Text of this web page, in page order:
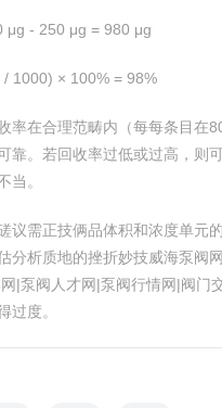
μg - 250 μg = 980 μg
/ 1000) × 100% = 98%
率在合理范畴内（每每条目在
靠。若回收率过低或过高，则
当。
议需正技俩品体积和浓度单元
分析质地的挫折妙技威海泵阀
|泵阀人才网|泵阀行情网|阀门
过度。